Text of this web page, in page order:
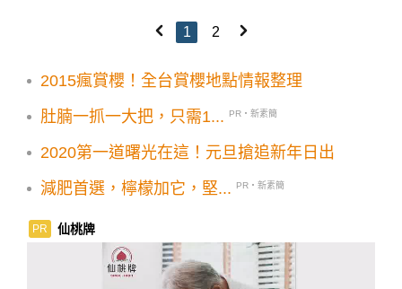
1 2
2015瘋賞櫻！全台賞櫻地點情報整理
肚腩一抓一大把，只需1...
PR・新素簡
2020第一道曙光在這！元旦搶追新年日出
減肥首選，檸檬加它，堅...
PR・新素簡
PR 仙桃牌